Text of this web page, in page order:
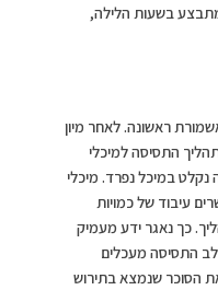
בשעות הלילה,
ראשונה. לאחר מיון
התסיסה למיכלי
נקלט במיכל נפרד. מיכלי
עיבוד של כמויות
כך נאגר ידע מעמיק
התסיסה מעכלים
הסוכר שנמצא בתירוש